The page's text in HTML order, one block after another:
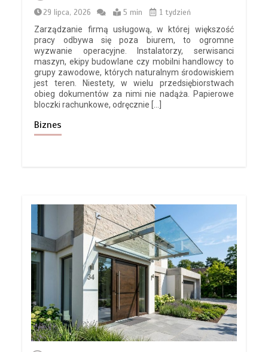
29 lipca, 2026
5 min
1 tydzień
Zarządzanie firmą usługową, w której większość
pracy odbywa się poza biurem, to ogromne
wyzwanie operacyjne. Instalatorzy, serwisanci
maszyn, ekipy budowlane czy mobilni handlowcy to
grupy zawodowe, których naturalnym środowiskiem
jest teren. Niestety, w wielu przedsiębiorstwach
obieg dokumentów za nimi nie nadąża. Papierowe
bloczki rachunkowe, odręcznie […]
Biznes